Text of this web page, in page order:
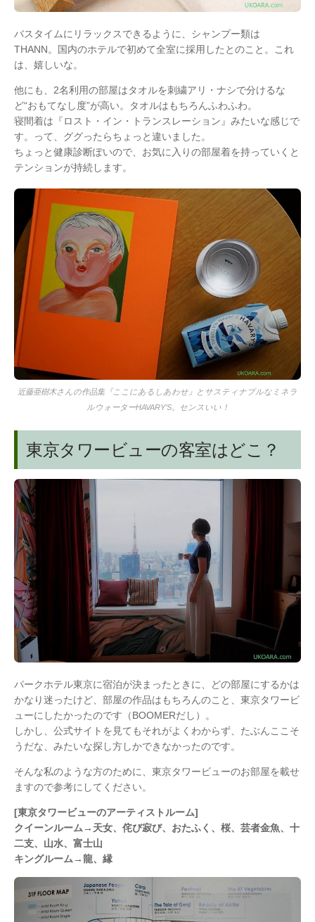
バスタイムにリラックスできるように、シャンプー類は
THANN。国内のホテルで初めて全室に採用したとのこと。これ
は、嬉しいな。
他にも、2名利用の部屋はタオルを刺繍アリ・ナシで分けるな
ど“おもてなし度”が高い。タオルはもちろんふわふわ。
寝間着は『ロスト・イン・トランスレーション』みたいな感じで
す。って、ググったらちょっと違いました。
ちょっと健康診断ぽいので、お気に入りの部屋着を持っていくと
テンションが持続します。
近藤亜樹木さんの作品集『ここにあるしあわせ』とサスティナブルなミネラ
ルウォーターHAVARY’S。センスいい！
東京タワービューの客室はどこ？
パークホテル東京に宿泊が決まったときに、どの部屋にするかは
かなり迷ったけど、部屋の作品はもちろんのこと、東京タワービ
ューにしたかったのです（BOOMERだし）。
しかし、公式サイトを見てもそれがよくわからず、たぶんここそ
うだな、みたいな探し方しかできなかったのです。
そんな私のような方のために、東京タワービューのお部屋を載せ
ますので参考にしてください。
[東京タワービューのアーティストルーム]
クイーンルーム→ 天女、侘び寂び、おたふく、桜、芸者金魚、十
二支、山水、富士山
キングルーム→龍、縁